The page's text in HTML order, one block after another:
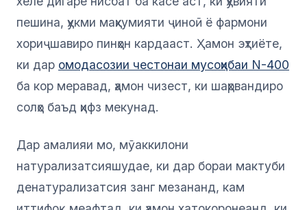
пешина, ҳукми маҳкумияти ҷиноӣ ё фармони
хориҷшавиро пинҳон кардааст. Ҳамон эҳтиёте,
ки дар омодасозии честонаи мусоҳибаи N-400
ба кор меравад, ҳамон чизест, ки шаҳрвандиро
солҳо баъд ҳифз мекунад.
Дар амалияи мо, мӯаккилони
натурализатсияшудае, ки дар бораи мактуби
денатурализатсия занг мезананд, кам